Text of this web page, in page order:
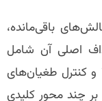
باقی‌مانده،
اصلی آن شامل
پایان دادن به انتقال ویروس وحشی نوع ۱ و کنترل طغیان‌های
چند محور کلیدی